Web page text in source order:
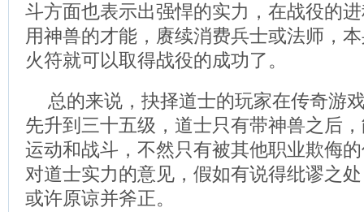
斗方面也表示出强悍的实力，在战役的
用神兽的才能，赓续消费兵士或法师，
火符就可以取得战役的成功了。
总的来说，抉择道士的玩家在传奇游
先升到三十五级，道士只有带神兽之后
运动和战斗，不然只有被其他职业欺侮
对道士实力的意见，假如有说得纰谬之
或许原谅并斧正。